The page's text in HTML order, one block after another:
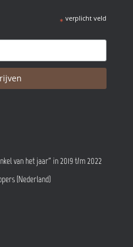
* verplicht veld
van het jaar" in 2019 t/m 2022
(Nederland)